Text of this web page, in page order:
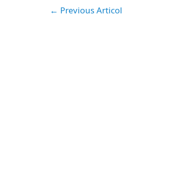
Navigare
← Previous Articol